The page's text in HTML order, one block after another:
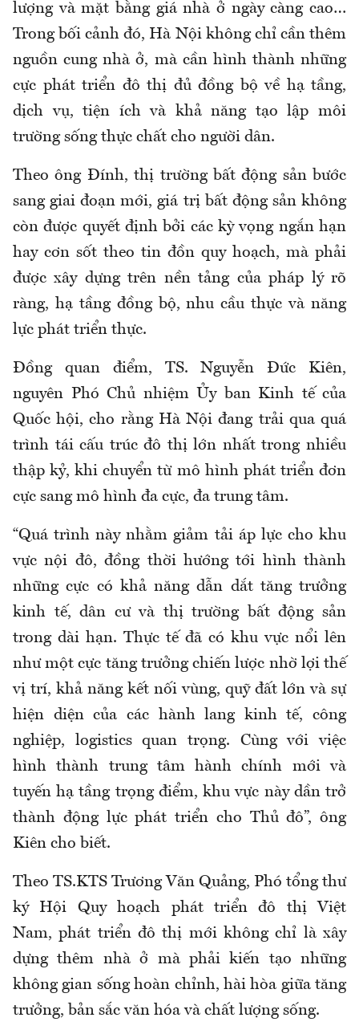
lượng và mặt bằng giá nhà ở ngày càng cao…
Trong bối cảnh đó, Hà Nội không chỉ cần thêm
nguồn cung nhà ở, mà cần hình thành những
cực phát triển đô thị đủ đồng bộ về hạ tầng,
dịch vụ, tiện ích và khả năng tạo lập môi
trường sống thực chất cho người dân.
Theo ông Đính, thị trường bất động sản bước
sang giai đoạn mới, giá trị bất động sản không
còn được quyết định bởi các kỳ vọng ngắn hạn
hay cơn sốt theo tin đồn quy hoạch, mà phải
được xây dựng trên nền tảng của pháp lý rõ
ràng, hạ tầng đồng bộ, nhu cầu thực và năng
lực phát triển thực.
Đồng quan điểm, TS. Nguyễn Đức Kiên,
nguyên Phó Chủ nhiệm Ủy ban Kinh tế của
Quốc hội, cho rằng Hà Nội đang trải qua quá
trình tái cấu trúc đô thị lớn nhất trong nhiều
thập kỷ, khi chuyển từ mô hình phát triển đơn
cực sang mô hình đa cực, đa trung tâm.
“Quá trình này nhằm giảm tải áp lực cho khu
vực nội đô, đồng thời hướng tới hình thành
những cực có khả năng dẫn dắt tăng trưởng
kinh tế, dân cư và thị trường bất động sản
trong dài hạn. Thực tế đã có khu vực nổi lên
như một cực tăng trưởng chiến lược nhờ lợi thế
vị trí, khả năng kết nối vùng, quỹ đất lớn và sự
hiện diện của các hành lang kinh tế, công
nghiệp, logistics quan trọng. Cùng với việc
hình thành trung tâm hành chính mới và
tuyến hạ tầng trọng điểm, khu vực này dần trở
thành động lực phát triển cho Thủ đô”, ông
Kiên cho biết.
Theo TS.KTS Trương Văn Quảng, Phó tổng thư
ký Hội Quy hoạch phát triển đô thị Việt
Nam, phát triển đô thị mới không chỉ là xây
dựng thêm nhà ở mà phải kiến tạo những
không gian sống hoàn chỉnh, hài hòa giữa tăng
trưởng, bản sắc văn hóa và chất lượng sống.